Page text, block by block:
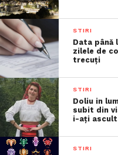
STIRI
Data până
zilele de
trecuţi
STIRI
Doliu in
subit din
i-ați
STIRI